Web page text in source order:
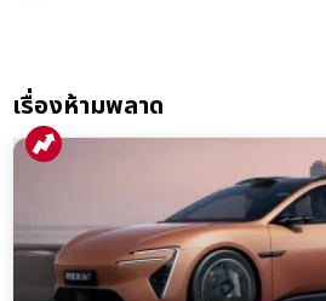
เรื่องห้ามพลาด